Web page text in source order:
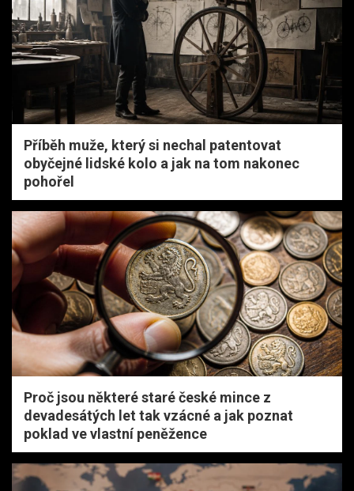
Příběh muže, který si nechal patentovat
obyčejné lidské kolo a jak na tom nakonec
pohořel
Proč jsou některé staré české mince z
devadesátých let tak vzácné a jak poznat
poklad ve vlastní peněžence